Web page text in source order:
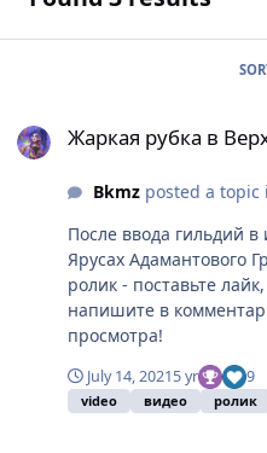
Жаркая рубка в
Bkmzposted a topic
После ввода гильдий
Ярусах Адамантового Грота. Если вам
ролик - поставьте
напишите в комментариях
просмотра!
July 14, 20215 yr 9
video видео ролик